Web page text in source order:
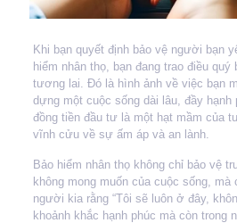
Khi bạn quyết định bảo vệ người bạn
hiểm nhân thọ, bạn đang trao điều quý
tương lai. Đó là hình ảnh về việc bạn
dựng một cuộc sống dài lâu, đầy hạnh
đồng tiền đầu tư là một hạt mầm của
vĩnh cửu về sự ấm áp và an lành.
Bảo hiểm nhân thọ không chỉ bảo vệ
không mong muốn của cuộc sống,
người kia rằng “Tôi sẽ luôn ở đây,
khoảnh khắc hạnh phúc mà còn trong